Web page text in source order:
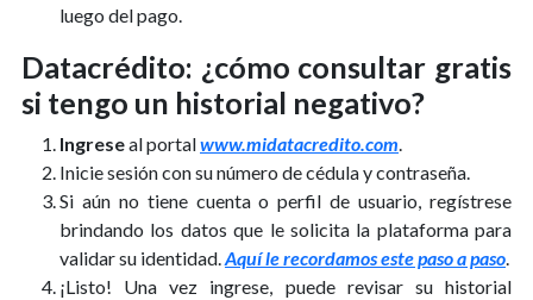
luego del pago.
Datacrédito: ¿cómo consultar gratis
si tengo un historial negativo?
Ingreseal portalwww.midatacredito.com.
Inicie sesión con su número de cédula y contraseña.
Si aún no tiene cuenta o perfil de usuario, regístrese
brindando los datos que le solicita la plataforma para
validar su identidad.Aquí le recordamos este paso a paso.
¡Listo! Una vez ingrese, puede revisar su historial